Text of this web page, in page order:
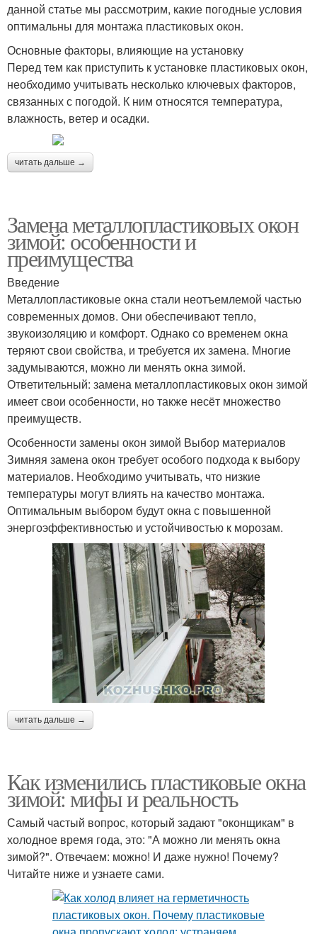
данной статье мы рассмотрим, какие погодные условия
оптимальны для монтажа пластиковых окон.
Основные факторы, влияющие на установку
Перед тем как приступить к установке пластиковых окон,
необходимо учитывать несколько ключевых факторов,
связанных с погодой. К ним относятся температура,
влажность, ветер и осадки.
читать дальше →
Замена металлопластиковых окон
зимой: особенности и
преимущества
Введение
Металлопластиковые окна стали неотъемлемой частью
современных домов. Они обеспечивают тепло,
звукоизоляцию и комфорт. Однако со временем окна
теряют свои свойства, и требуется их замена. Многие
задумываются, можно ли менять окна зимой.
Ответительный: замена металлопластиковых окон зимой
имеет свои особенности, но также несёт множество
преимуществ.
Особенности замены окон зимой Выбор материалов
Зимняя замена окон требует особого подхода к выбору
материалов. Необходимо учитывать, что низкие
температуры могут влиять на качество монтажа.
Оптимальным выбором будут окна с повышенной
энергоэффективностью и устойчивостью к морозам.
читать дальше →
Как изменились пластиковые окна
зимой: мифы и реальность
Самый частый вопрос, который задают "оконщикам" в
холодное время года, это: "А можно ли менять окна
зимой?". Отвечаем: можно! И даже нужно! Почему?
Читайте ниже и узнаете сами.